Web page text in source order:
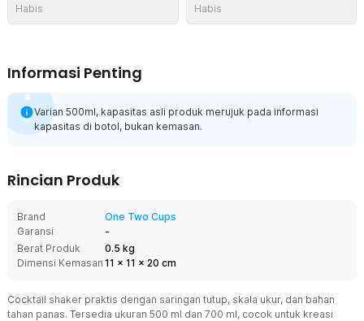
Habis Habis
Informasi Penting
Varian 500ml, kapasitas asli produk merujuk pada informasi
kapasitas di botol, bukan kemasan.
Rincian Produk
Brand
One Two Cups
Garansi
-
Berat Produk
0.5 kg
Dimensi Kemasan 11 x 11 x 20 cm
Cocktail shaker praktis dengan saringan tutup, skala ukur, dan bahan
tahan panas. Tersedia ukuran 500 ml dan 700 ml, cocok untuk kreasi